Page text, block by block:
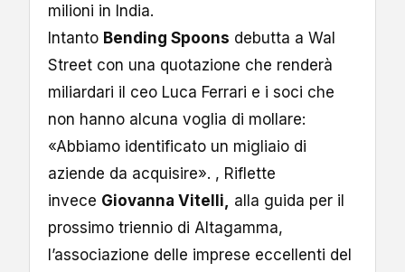
milioni in India.
Intanto Bending Spoons debutta a Wal
Street con una quotazione che renderà
miliardari il ceo Luca Ferrari e i soci che
non hanno alcuna voglia di mollare:
«Abbiamo identificato un migliaio di
aziende da acquisire». , Riflette
invece Giovanna Vitelli,
alla guida per il
prossimo triennio di Altagamma,
l’associazione delle imprese eccellenti del